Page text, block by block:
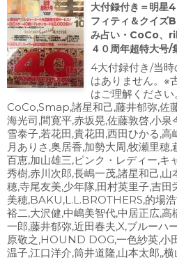
大付録付き＝明星
フィティ＆クイズ
み占い・CoCo、
４０周年超特大号/
4大付録付き/当
はありません。※
はご理解ください
CoCo,Smap,諸星和己,藤井郁弥,佐
海光司,間寛平,赤坂晃,佐藤敦啓,小
雪泰子,若花田,貴花田,西田ひかる,
月ありさ,奥居香,加勢大周,牧瀬里
百恵,加山雄三,ピンク・レディー,キ
秀樹,赤川次郎,長嶋一茂,諸星和己,
穂,寺尾友美,少年隊,田村英里子,吉
美穂,BAKU,L.L.BROTHERS,的場
裕二,大沢健,中嶋美智代,中居正広,
一郎,藤井郁弥,近田春夫,X,ブルーハ
原敬之,HOUND DOG,一色紗英,小
温子,江口洋介,筒井道隆,山本太郎,,